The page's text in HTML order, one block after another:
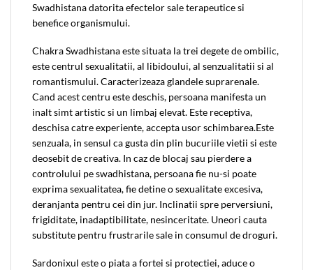
Swadhistana datorita efectelor sale terapeutice si
benefice organismului.
Chakra Swadhistana este situata la trei degete de ombilic,
este centrul sexualitatii, al libidoului, al senzualitatii si al
romantismului. Caracterizeaza glandele suprarenale.
Cand acest centru este deschis, persoana manifesta un
inalt simt artistic si un limbaj elevat. Este receptiva,
deschisa catre experiente, accepta usor schimbarea.Este
senzuala, in sensul ca gusta din plin bucuriile vietii si este
deosebit de creativa. In caz de blocaj sau pierdere a
controlului pe swadhistana, persoana fie nu-si poate
exprima sexualitatea, fie detine o sexualitate excesiva,
deranjanta pentru cei din jur. Inclinatii spre perversiuni,
frigiditate, inadaptibilitate, nesinceritate. Uneori cauta
substitute pentru frustrarile sale in consumul de droguri.
Sardonixul este o piata a fortei si protectiei, aduce o